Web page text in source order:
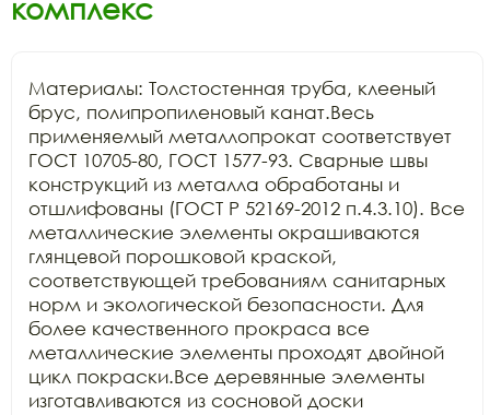
комплекс
Материалы: Толстостенная труба, клееный
брус, полипропиленовый канат.Весь
применяемый металлопрокат соответствует
ГОСТ 10705-80, ГОСТ 1577-93. Сварные швы
конструкций из металла обработаны и
отшлифованы (ГОСТ Р 52169-2012 п.4.3.10). Все
металлические элементы окрашиваются
глянцевой порошковой краской,
соответствующей требованиям санитарных
норм и экологической безопасности. Для
более качественного прокраса все
металлические элементы проходят двойной
цикл покраски.Все деревянные элементы
изготавливаются из сосновой доски